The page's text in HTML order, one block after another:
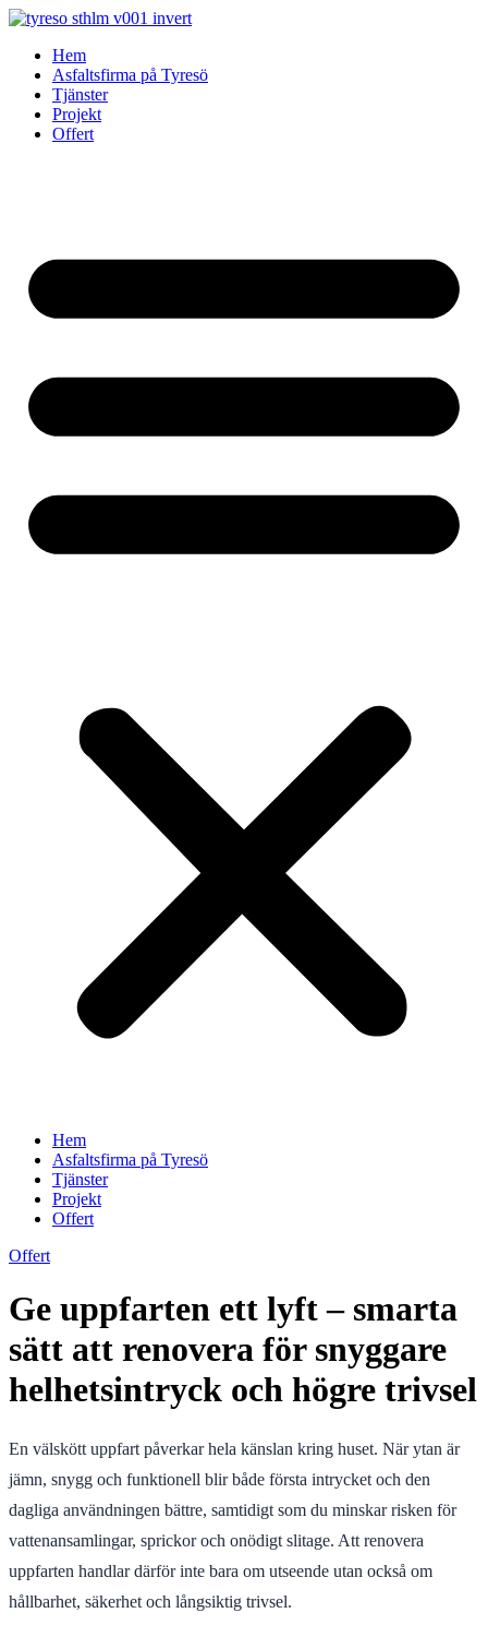
Skip
contentHem
Asfaltsfirma på Tyresö
Tjänster
Projekt
Offert
Hem
Asfaltsfirma på Tyresö
Tjänster
Projekt
Offert
Offert
Ge uppfarten ett lyft – smarta
sätt att renovera för snyggare
helhetsintryck och högre trivsel
En välskött uppfart påverkar hela känslan kring huset. När ytan är
jämn, snygg och funktionell blir både första intrycket och den
dagliga användningen bättre, samtidigt som du minskar risken för
vattenansamlingar, sprickor och onödigt slitage. Att renovera
uppfarten handlar därför inte bara om utseende utan också om
hållbarhet, säkerhet och långsiktig trivsel.